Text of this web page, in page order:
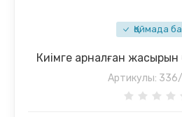
Қоймада
Киімге арналған жасырын
Артикулы: